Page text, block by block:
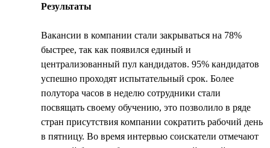
Результаты
Вакансии в компании стали закрываться на 78%
быстрее, так как появился единый и
централизованный пул кандидатов. 95% кандидатов
успешно проходят испытательный срок. Более
полутора часов в неделю сотрудники стали
посвящать своему обучению, это позволило в ряде
стран присутствия компании сократить рабочий день
в пятницу. Во время интервью соискатели отмечают